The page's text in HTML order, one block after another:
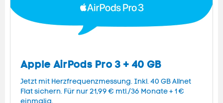
Apple AirPods Pro 3 + 40 GB
Jetzt mit Herzfrequenzmessung. Inkl. 40 GB Allnet
Flat sichern. Für nur 21,99 € mtl./36 Monate + 1 €